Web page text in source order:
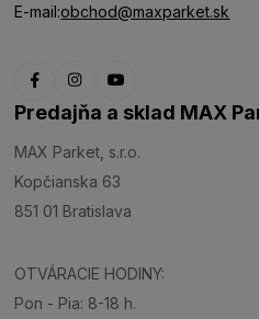
E-mail:obchod@maxparket.sk
Predajňa a sklad MAX
MAX Parket, s.r.o.
Kopčianska 63
851 01 Bratislava
OTVÁRACIE HODINY:
Pon - Pia: 8-18 h.